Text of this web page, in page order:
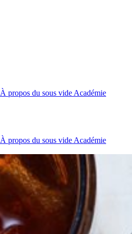
À propos du sous vide Académie
À propos du sous vide Académie